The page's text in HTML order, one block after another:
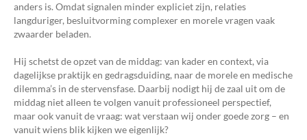
anders is. Omdat signalen minder expliciet zijn, relaties
langduriger, besluitvorming complexer en morele vragen vaak
zwaarder beladen.
Hij schetst de opzet van de middag: van kader en context, via
dagelijkse praktijk en gedragsduiding, naar de morele en medische
dilemma’s in de stervensfase. Daarbij nodigt hij de zaal uit om de
middag niet alleen te volgen vanuit professioneel perspectief,
maar ook vanuit de vraag: wat verstaan wij onder goede zorg – en
vanuit wiens blik kijken we eigenlijk?